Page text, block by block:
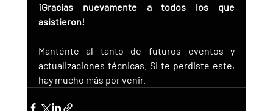
¡Gracias nuevamente a todos los que
asistieron!
Manténte al tanto de futuros eventos y
actualizaciones técnicas. Si te perdiste este,
hay mucho más por venir.